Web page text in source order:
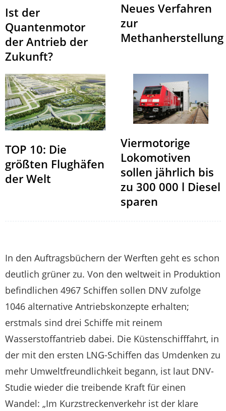
Ist der
Quantenmotor
der Antrieb der
Zukunft?
Neues Verfahren
zur
Methanherstellung
TOP 10: Die
größten Flughäfen
der Welt
Viermotorige
Lokomotiven
sollen jährlich bis
zu 300 000 l Diesel
sparen
In den Auftragsbüchern der Werften geht es schon
deutlich grüner zu. Von den weltweit in Produktion
befindlichen 4967 Schiffen sollen DNV zufolge
1046 alternative Antriebskonzepte erhalten;
erstmals sind drei Schiffe mit reinem
Wasserstoffantrieb dabei. Die Küstenschifffahrt, in
der mit den ersten LNG-Schiffen das Umdenken zu
mehr Umweltfreundlichkeit begann, ist laut DNV-
Studie wieder die treibende Kraft für einen
Wandel: „Im Kurzstreckenverkehr ist der klare